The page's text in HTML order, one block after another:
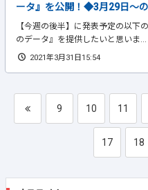
ータ』を公開！◆3月29日～
【今週の後半】に発表予定の以下
のデータ』を提供したいと思いま...
2021年3月31日15:54
9 10 11
17 18